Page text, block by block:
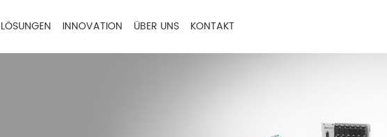
LÖSUNGEN INNOVATION ÜBER UNS KONTAKT